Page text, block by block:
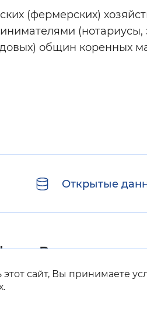
(фермерских)
(нотариусы,
общин коренных
сайт, Вы принимаете
.
Открытые